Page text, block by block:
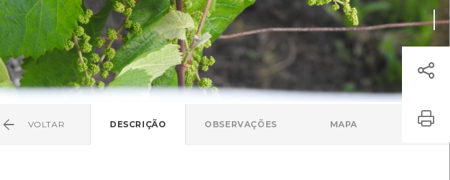
Descarregar a app BioRegisto
VOLTAR DESCRIÇÃO OBSERVAÇÕES MAPA